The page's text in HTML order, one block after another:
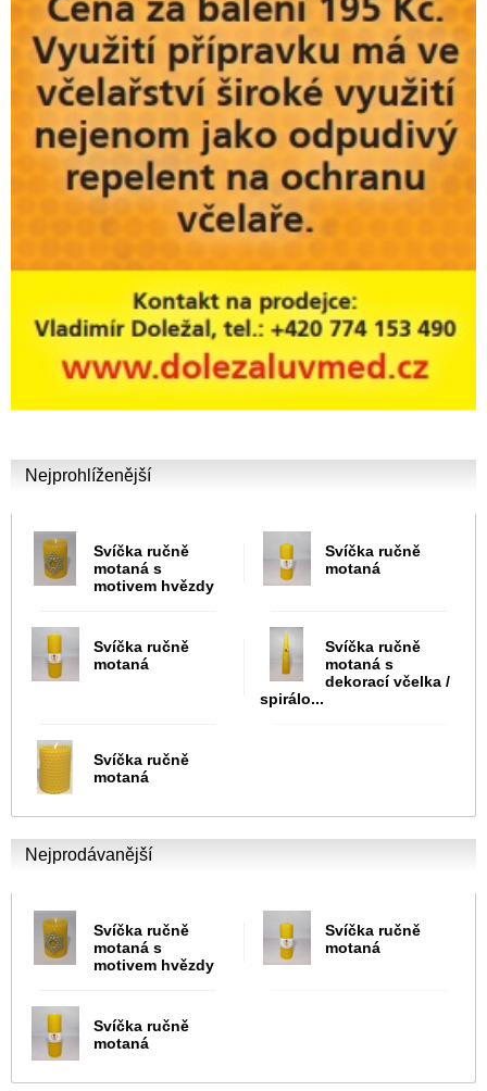
Nejprohlíženější
Svíčka ručně
motaná s
motivem hvězdy
Svíčka ručně
motaná
Svíčka ručně
motaná
Svíčka ručně
motaná s
dekorací včelka /
spirálo...
Svíčka ručně
motaná
Nejprodávanější
Svíčka ručně
motaná s
motivem hvězdy
Svíčka ručně
motaná
Svíčka ručně
motaná